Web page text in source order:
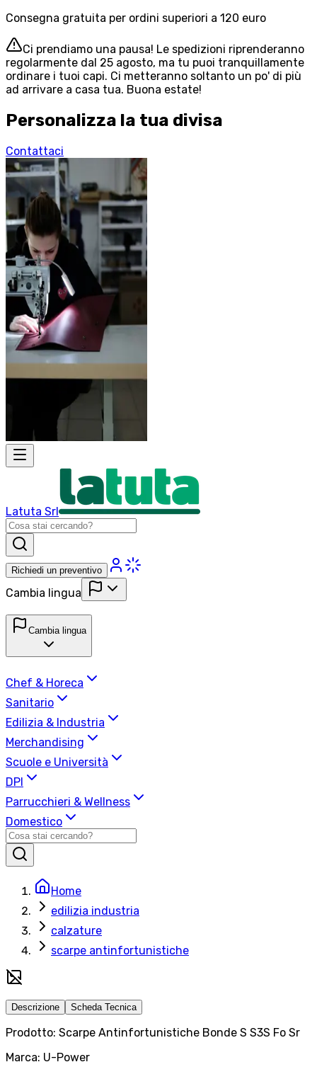
Consegna gratuita per ordini superiori a 120 euro
Ci prendiamo una pausa! Le spedizioni riprenderanno
regolarmente dal 25 agosto, ma tu puoi tranquillamente
ordinare i tuoi capi. Ci metteranno soltanto un po' di più
ad arrivare a casa tua. Buona estate!
Personalizza la tua divisa
Contattaci
Latuta Srl
Richiedi un preventivo
Cambia lingua
Cambia lingua
Chef & Horeca
Sanitario
Edilizia & Industria
Merchandising
Scuole e Università
DPI
Parrucchieri & Wellness
Domestico
Home
edilizia industria
calzature
scarpe antinfortunistiche
Descrizione Scheda Tecnica
Prodotto: Scarpe Antinfortunistiche Bonde S S3S Fo Sr
Marca: U-Power